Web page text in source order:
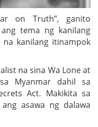
on Truth”, ganito
tema ng kanilang
na kanilang itinampok
na sina Wa Lone at
Myanmar dahil sa
Act. Makikita sa
asawa ng dalawa